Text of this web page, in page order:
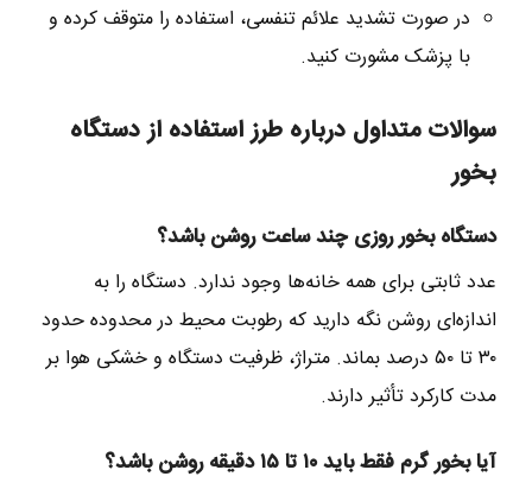
در صورت تشدید علائم تنفسی، استفاده را متوقف کرده و
با پزشک مشورت کنید.
سوالات متداول درباره طرز استفاده از دستگاه
بخور
دستگاه بخور روزی چند ساعت روشن باشد؟
عدد ثابتی برای همه خانه‌ها وجود ندارد. دستگاه را به
اندازه‌ای روشن نگه دارید که رطوبت محیط در محدوده حدود
۳۰ تا ۵۰ درصد بماند. متراژ، ظرفیت دستگاه و خشکی هوا بر
مدت کارکرد تأثیر دارند.
آیا بخور گرم فقط باید ۱۰ تا ۱۵ دقیقه روشن باشد؟